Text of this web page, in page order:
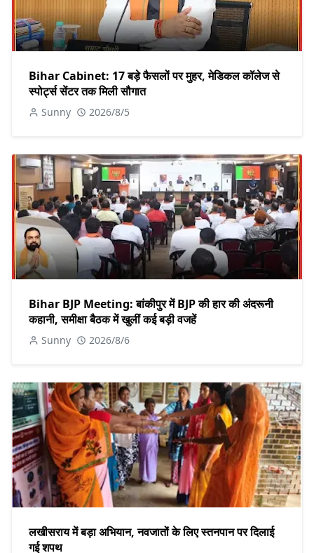
Bihar Cabinet: 17 बड़े फैसलों पर मुहर, मेडिकल कॉलेज से
स्पोर्ट्स सेंटर तक मिली सौगात
Sunny 2026/8/5
Bihar BJP Meeting: बांकीपुर में BJP की हार की अंदरूनी
कहानी, समीक्षा बैठक में खुलीं कई बड़ी वजहें
Sunny 2026/8/6
लखीसराय में बड़ा अभियान, नवजातों के लिए स्तनपान पर दिलाई
गई शपथ